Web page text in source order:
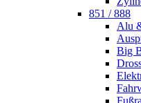
851 / 888
Alu
Big